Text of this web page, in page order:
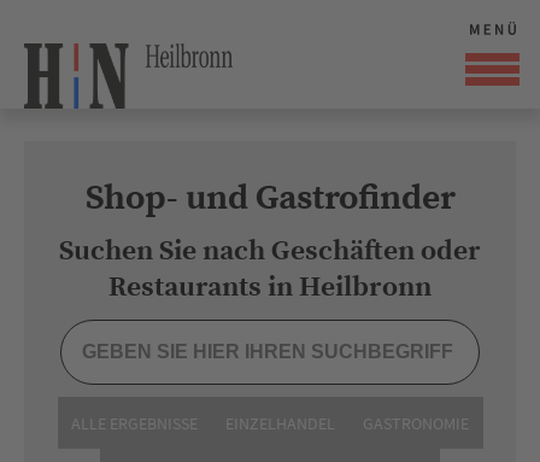
Shop- und Gastrofinder
Suchen Sie nach Geschäften oder
Restaurants in Heilbronn
ALLE ERGEBNISSE EINZELHANDEL GASTRONOMIE